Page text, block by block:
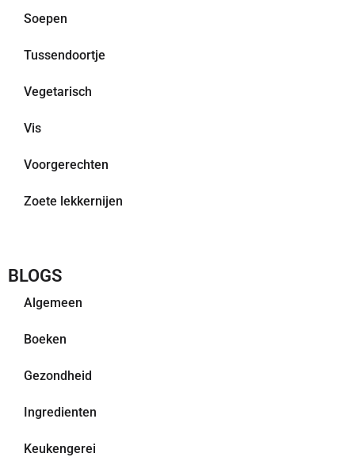
Soepen
Tussendoortje
Vegetarisch
Vis
Voorgerechten
Zoete lekkernijen
BLOGS
Algemeen
Boeken
Gezondheid
Ingredienten
Keukengerei